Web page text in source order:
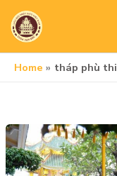
content
Home
tháp phù thi